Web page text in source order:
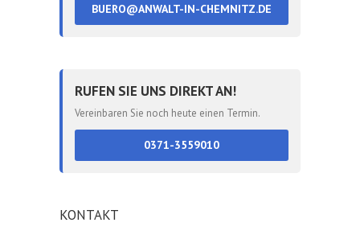
BUERO@ANWALT-IN-CHEMNITZ.DE
RUFEN SIE UNS DIREKT AN!
Vereinbaren Sie noch heute einen Termin.
0371-3559010
KONTAKT